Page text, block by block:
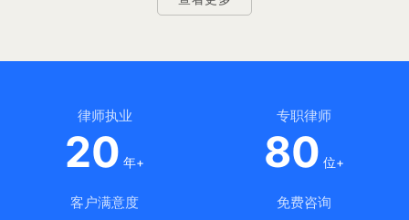
律师执业
20 年+
专职律师
80 位+
客户满意度 免费咨询